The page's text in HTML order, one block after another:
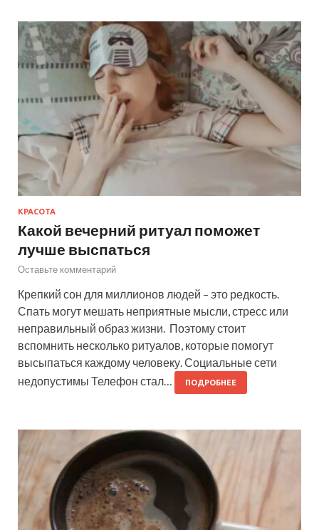
КРАСОТА
Какой вечерний ритуал поможет
лучше выспаться
Оставьте комментарий
Крепкий сон для миллионов людей – это редкость.
Спать могут мешать неприятные мысли, стресс или
неправильный образ жизни. Поэтому стоит
вспомнить несколько ритуалов, которые помогут
высыпаться каждому человеку. Социальные сети
недопустимы Телефон стал…
ПОДРОБНЕЕ